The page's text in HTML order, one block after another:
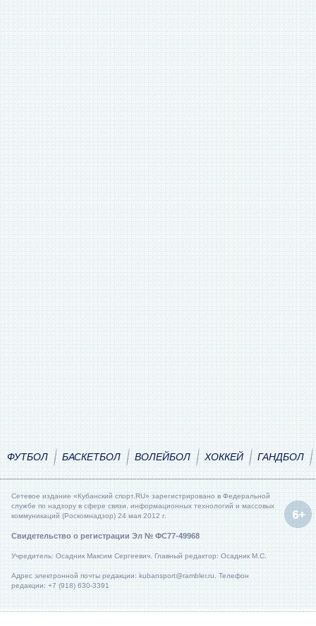
ФУТБОЛ БАСКЕТБОЛ ВОЛЕЙБОЛ ХОККЕЙ ГАНДБОЛ
Сетевое издание «Кубанский спорт.RU» зарегистрировано в Федеральной
службе по надзору в сфере связи, информационных технологий и массовых
коммуникаций (Роскомнадзор) 24 мая 2012 г.
Свидетельство о регистрации Эл № ФС77-49968
Учредитель: Осадник Максим Сергеевич. Главный редактор: Осадник М.С.
Адрес электронной почты редакции: kubansport@rambler.ru. Телефон
редакции: +7 (918) 630-3391